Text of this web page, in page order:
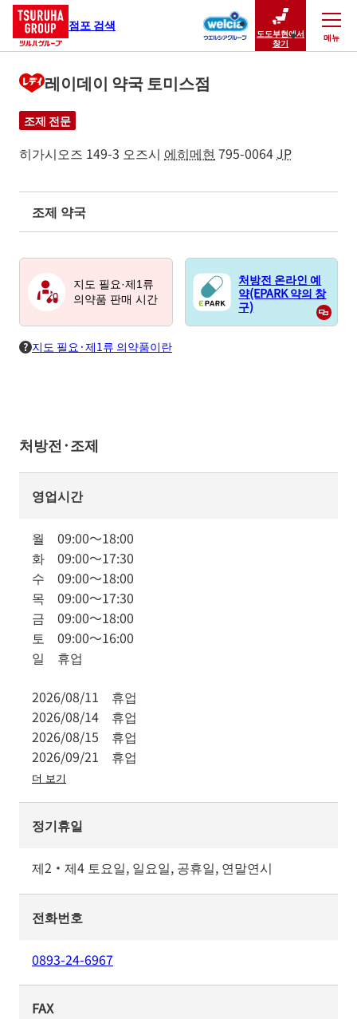
점포 검색
도도부현에서
찾기
메뉴
닫기
레이데이 약국 토미스점
조제 전문
히가시오즈 149-3 오즈시 에히메현 795-0064JP
조제 약국
지도 필요·제1류
의약품 판매 시간
처방전 온라인 예
약(EPARK 약의 창
구)
지도 필요·제1류 의약품이란
처방전·조제
영업시간
월 09:00～18:00
화 09:00～17:30
수 09:00～18:00
목 09:00～17:30
금 09:00～18:00
토 09:00～16:00
일 휴업
2026/08/11 휴업
2026/08/14 휴업
2026/08/15 휴업
2026/09/21 휴업
더 보기
정기휴일
제2・제4 토요일, 일요일, 공휴일, 연말연시
전화번호
0893-24-6967
FAX